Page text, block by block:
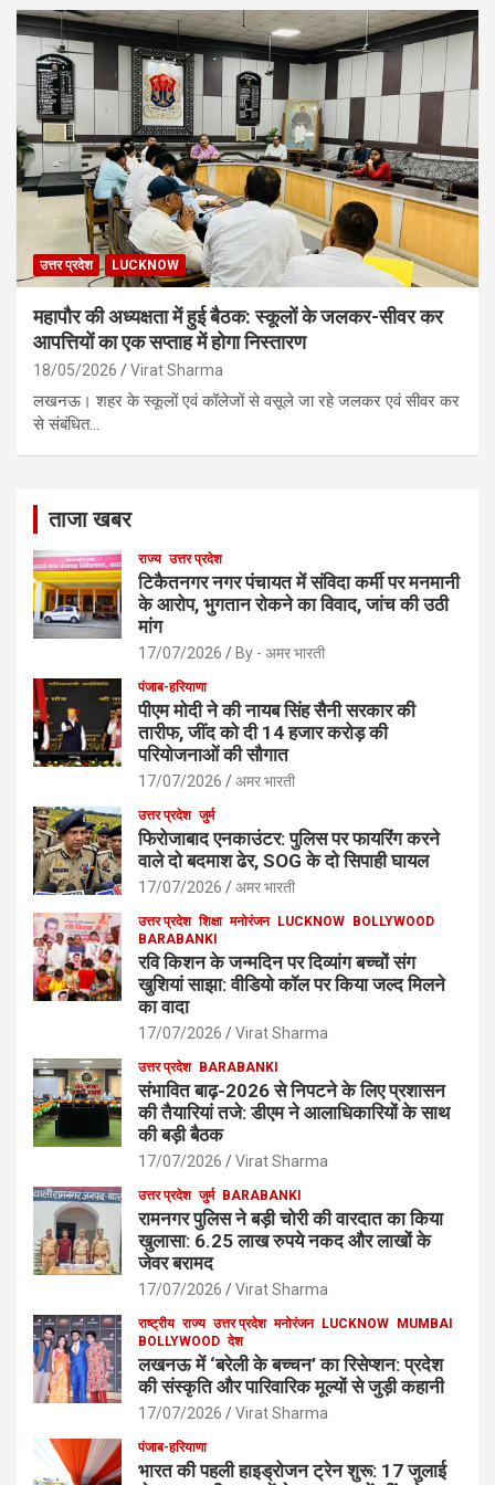
उत्तर प्रदेश LUCKNOW
महापौर की अध्यक्षता में हुई बैठक: स्कूलों के जलकर-सीवर कर
आपत्तियों का एक सप्ताह में होगा निस्तारण
18/05/2026 Virat Sharma
लखनऊ। शहर के स्कूलों एवं कॉलेजों से वसूले जा रहे जलकर एवं सीवर कर
से संबंधित…
ताजा खबर
राज्य उत्तर प्रदेश
टिकैतनगर नगर पंचायत में संविदा कर्मी पर मनमानी
के आरोप, भुगतान रोकने का विवाद, जांच की उठी
मांग
17/07/2026 By - अमर भारती
पंजाब-हरियाणा
पीएम मोदी ने की नायब सिंह सैनी सरकार की
तारीफ, जींद को दी 14 हजार करोड़ की
परियोजनाओं की सौगात
17/07/2026 अमर भारती
उत्तर प्रदेश जुर्म
फिरोजाबाद एनकाउंटर: पुलिस पर फायरिंग करने
वाले दो बदमाश ढेर, SOG के दो सिपाही घायल
17/07/2026 अमर भारती
उत्तर प्रदेश शिक्षा मनोरंजन LUCKNOW BOLLYWOOD
BARABANKI
रवि किशन के जन्मदिन पर दिव्यांग बच्चों संग
खुशियां साझा: वीडियो कॉल पर किया जल्द मिलने
का वादा
17/07/2026 Virat Sharma
उत्तर प्रदेश BARABANKI
संभावित बाढ़-2026 से निपटने के लिए प्रशासन
की तैयारियां तजे: डीएम ने आलाधिकारियों के साथ
की बड़ी बैठक
17/07/2026 Virat Sharma
उत्तर प्रदेश जुर्म BARABANKI
रामनगर पुलिस ने बड़ी चोरी की वारदात का किया
खुलासा: 6.25 लाख रुपये नकद और लाखों के
जेवर बरामद
17/07/2026 Virat Sharma
राष्ट्रीय राज्य उत्तर प्रदेश मनोरंजन LUCKNOW MUMBAI
BOLLYWOOD देश
लखनऊ में ‘बरेली के बच्चन’ का रिसेप्शन: प्रदेश
की संस्कृति और पारिवारिक मूल्यों से जुड़ी कहानी
17/07/2026 Virat Sharma
पंजाब-हरियाणा
भारत की पहली हाइड्रोजन ट्रेन शुरू: 17 जुलाई